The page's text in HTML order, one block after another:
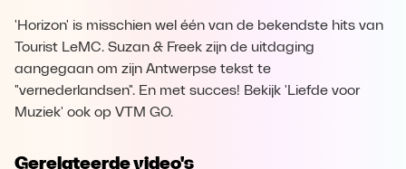
'Horizon' is misschien wel één van de bekendste hits van
Tourist LeMC. Suzan & Freek zijn de uitdaging
aangegaan om zijn Antwerpse tekst te
"vernederlandsen". En met succes! Bekijk 'Liefde voor
Muziek' ook op VTM GO.
Gerelateerde video's